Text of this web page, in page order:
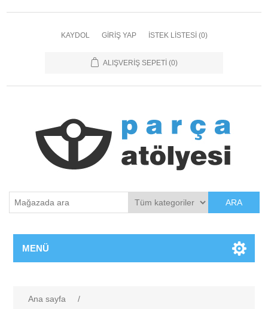
KAYDOL GIRIŞ YAP İSTEK LISTESI (0)
ALIŞVERIŞ SEPETI (0)
ARA
MENÜ
Ana sayfa
/